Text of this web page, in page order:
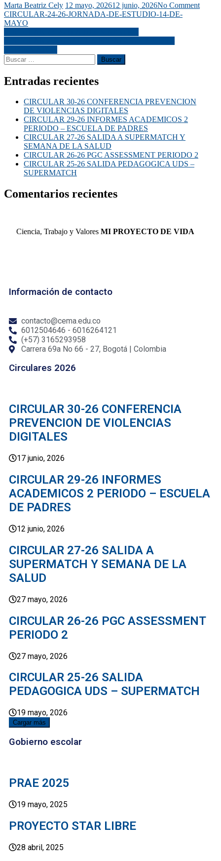
Marta Beatriz Cely 12 mayo, 202612 junio, 2026No Comment
CIRCULAR-24-26-JORNADA-DE-ESTUDIO-14-DE-
MAYO
Entradas recientes
CIRCULAR 30-26 CONFERENCIA PREVENCION
DE VIOLENCIAS DIGITALES
CIRCULAR 29-26 INFORMES ACADEMICOS 2
PERIODO – ESCUELA DE PADRES
CIRCULAR 27-26 SALIDA A SUPERMATCH Y
SEMANA DE LA SALUD
CIRCULAR 26-26 PGC ASSESSMENT PERIODO 2
CIRCULAR 25-26 SALIDA PEDAGOGICA UDS –
SUPERMATCH
Comentarios recientes
Ciencia, Trabajo y Valores MI PROYECTO DE VIDA
Información de contacto
contacto@cema.edu.co
6012504646 - 6016264121
(+57) 3165293958
Carrera 69a No 66 - 27, Bogotá | Colombia
Circulares 2026
CIRCULAR 30-26 CONFERENCIA
PREVENCION DE VIOLENCIAS
DIGITALES
17 junio, 2026
CIRCULAR 29-26 INFORMES
ACADEMICOS 2 PERIODO – ESCUELA
DE PADRES
12 junio, 2026
CIRCULAR 27-26 SALIDA A
SUPERMATCH Y SEMANA DE LA
SALUD
27 mayo, 2026
CIRCULAR 26-26 PGC ASSESSMENT
PERIODO 2
27 mayo, 2026
CIRCULAR 25-26 SALIDA
PEDAGOGICA UDS – SUPERMATCH
19 mayo, 2026
Cargar más
Gobierno escolar
PRAE 2025
19 mayo, 2025
PROYECTO STAR LIBRE
28 abril, 2025